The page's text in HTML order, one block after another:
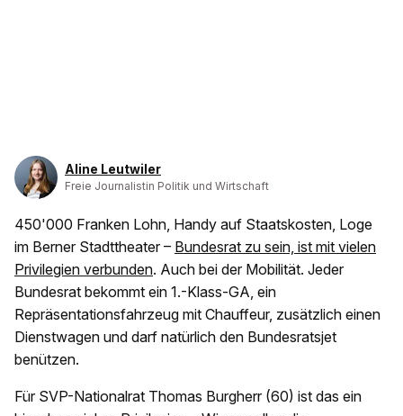
Aline Leutwiler
Freie Journalistin Politik und Wirtschaft
450'000 Franken Lohn, Handy auf Staatskosten, Loge
im Berner Stadttheater – Bundesrat zu sein, ist mit vielen
Privilegien verbunden. Auch bei der Mobilität. Jeder
Bundesrat bekommt ein 1.-Klass-GA, ein
Repräsentationsfahrzeug mit Chauffeur, zusätzlich einen
Dienstwagen und darf natürlich den Bundesratsjet
benützen.
Für SVP-Nationalrat Thomas Burgherr (60) ist das ein